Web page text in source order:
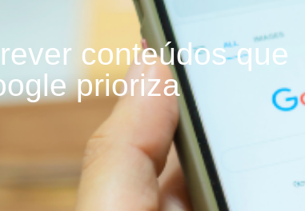
conteúdos que
prioriza